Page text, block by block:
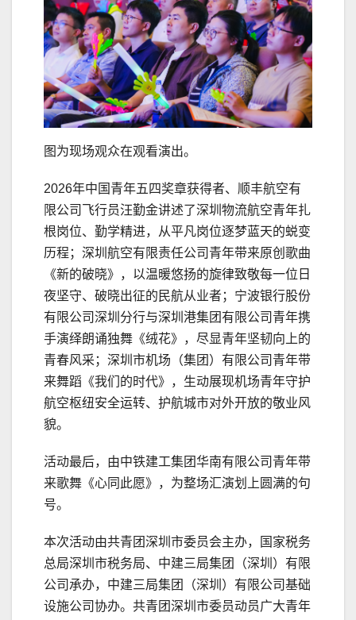
图为现场观众在观看演出。
2026年中国青年五四奖章获得者、顺丰航空有
限公司飞行员汪勤金讲述了深圳物流航空青年扎
根岗位、勤学精进，从平凡岗位逐梦蓝天的蜕变
历程；深圳航空有限责任公司青年带来原创歌曲
《新的破晓》，以温暖悠扬的旋律致敬每一位日
夜坚守、破晓出征的民航从业者；宁波银行股份
有限公司深圳分行与深圳港集团有限公司青年携
手演绎朗诵独舞《绒花》，尽显青年坚韧向上的
青春风采；深圳市机场（集团）有限公司青年带
来舞蹈《我们的时代》，生动展现机场青年守护
航空枢纽安全运转、护航城市对外开放的敬业风
貌。
活动最后，由中铁建工集团华南有限公司青年带
来歌舞《心同此愿》，为整场汇演划上圆满的句
号。
本次活动由共青团深圳市委员会主办，国家税务
总局深圳市税务局、中建三局集团（深圳）有限
公司承办，中建三局集团（深圳）有限公司基础
设施公司协办。共青团深圳市委员动员广大青年